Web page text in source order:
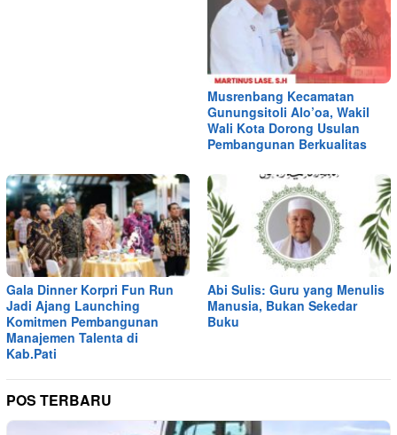
Musrenbang Kecamatan
Gunungsitoli Alo’oa, Wakil
Wali Kota Dorong Usulan
Pembangunan Berkualitas
Gala Dinner Korpri Fun Run
Jadi Ajang Launching
Komitmen Pembangunan
Manajemen Talenta di
Kab.Pati
Abi Sulis: Guru yang Menulis
Manusia, Bukan Sekedar
Buku
POS TERBARU